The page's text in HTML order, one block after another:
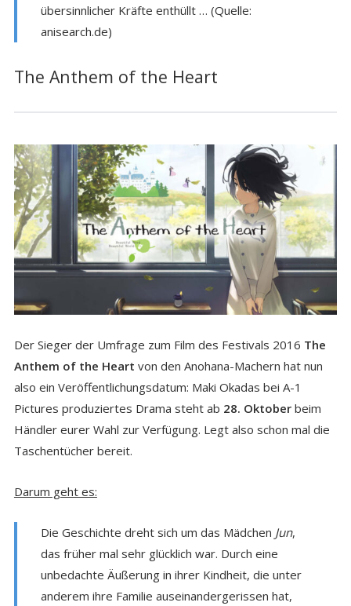
übersinnlicher Kräfte enthüllt … (Quelle:
anisearch.de)
The Anthem of the Heart
Der Sieger der Umfrage zum Film des Festivals 2016 The
Anthem of the Heart von den Anohana-Machern hat nun
also ein Veröffentlichungsdatum: Maki Okadas bei A-1
Pictures produziertes Drama steht ab 28. Oktoberbeim
Händler eurer Wahl zur Verfügung. Legt also schon mal die
Taschentücher bereit.
Darum geht es:
Die Geschichte dreht sich um das Mädchen Jun,
das früher mal sehr glücklich war. Durch eine
unbedachte Äußerung in ihrer Kindheit, die unter
anderem ihre Familie auseinandergerissen hat,